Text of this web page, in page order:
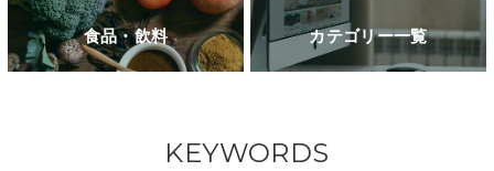
食品・飲料 カテゴリー一覧
KEYWORDS